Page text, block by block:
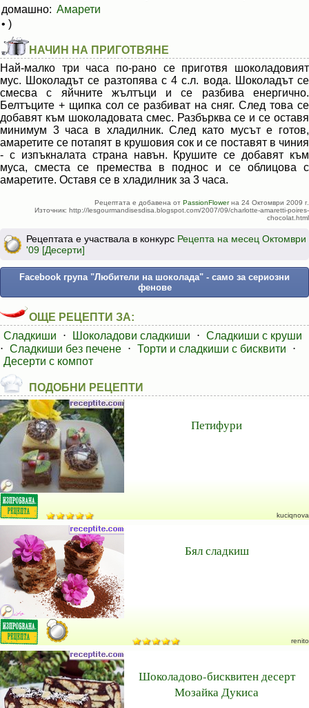
домашно: Амарети
• )
НАЧИН НА ПРИГОТВЯНЕ
Най-малко три часа по-рано се приготвя шоколадовият
мус. Шоколадът се разтопява с 4 с.л. вода. Шоколадът се
смесва с яйчните жълтъци и се разбива енергично.
Белтъците + щипка сол се разбиват на сняг. След това се
добавят към шоколадовата смес. Разбърква се и се оставя
минимум 3 часа в хладилник. След като мусът е готов,
амаретите се потапят в крушовия сок и се поставят в чиния
- с изпъкналата страна навън. Крушите се добавят към
муса, сместа се премества в поднос и се облицова с
амаретите. Оставя се в хладилник за 3 часа.
Рецептата е добавена от PassionFlowerна 24 Октомври 2009 г.
Източник: http://lesgourmandisesdisa.blogspot.com/2007/09/charlotte-amaretti-poires-
chocolat.html
Рецептата е участвала в конкурс Рецепта на месец Октомври
'09 [Десерти]
Facebook група "Любители на шоколада" - само за сериозни
фенове
ОЩЕ РЕЦЕПТИ ЗА:
Сладкиши
⋅ Шоколадови сладкиши ⋅ Сладкиши с круши
⋅ Сладкиши без печене ⋅ Торти и сладкиши с бисквити
⋅
Десерти с компот
ПОДОБНИ РЕЦЕПТИ
Петифури
kuciqnova
Бял сладкиш
renito
Шоколадово-бисквитен десерт
Мозайка Дукиса